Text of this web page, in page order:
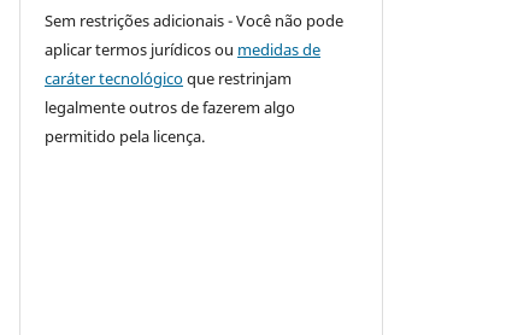
Sem restrições adicionais - Você não pode
aplicar termos jurídicos ou medidas de
caráter tecnológicoque restrinjam
legalmente outros de fazerem algo
permitido pela licença.